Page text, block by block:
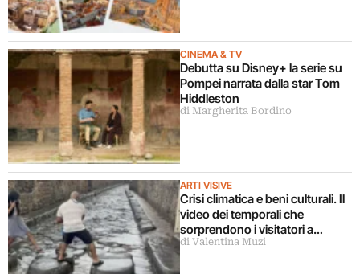
CINEMA & TV
Debutta su Disney+ la serie su
Pompei narrata dalla star Tom
Hiddleston
di Margherita Bordino
ARTI VISIVE
Crisi climatica e beni culturali. Il
video dei temporali che
sorprendono i visitatori a
Pompei: fortuna che ci sono le
di Valentina Muzi